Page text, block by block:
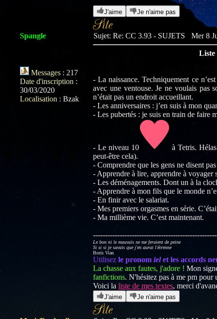
J'aime Je n'aime pas
Spangle
Messages : 217
Date d'inscription :
30/03/2020
Localisation : Bzak
Sujet: Re: CC 3.93 - SUJETS Mer 8
Liste
- La naissance. Techniquement ce
avec une ventouse. Je ne voulais pas
n’était pas un endroit accueillant.
- Les anniversaires : j’en suis à mon
- Les pubertés : je suis en train de faire
- Le niveau 10
à Tetris.
peut-être cela).
- Comprendre que les gens ne disent
- Apprendre à lire, apprendre à voyager
- Les déménagements. Dont un à la
- Apprendre à mon fils que le monde
- En finir avec le salariat.
- Mes premiers orgasmes en série.
- Ma millième vie. C’est maintenant.
Le bon ni le mauvais ne me feraient de peine
Si si si je savais que j'en aurai l'étrenne
Boris Vian
Utilisez le pronom ielet les accords
La chasse aux fautes, j'adore ! Mon
fanfictions. N'hésitez pas à me pm pour
Voici la liste de mes textes, merci
J'aime Je n'aime pas